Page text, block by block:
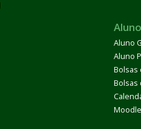
Aluno
Aluno
Aluno
Bolsas
Bolsas
Moodle